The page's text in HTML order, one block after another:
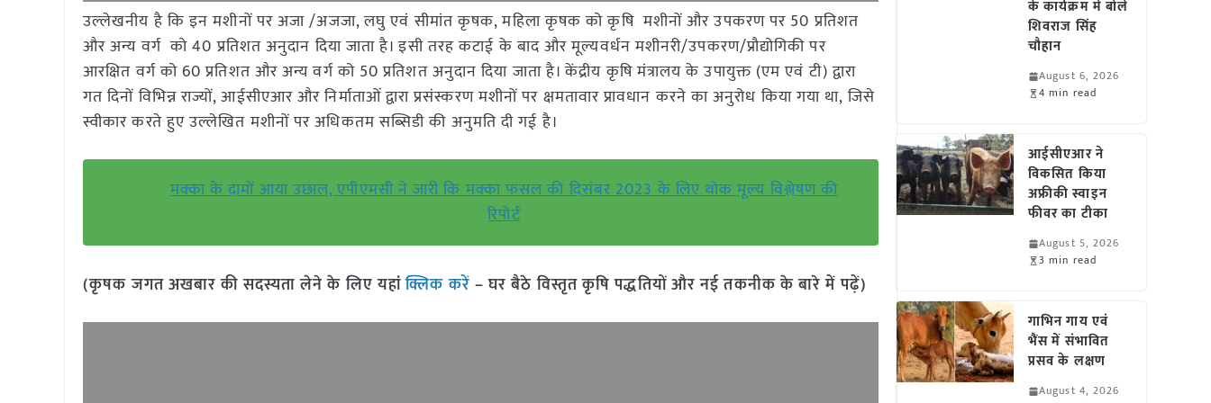
उल्लेखनीय है कि इन मशीनों पर अजा /अजजा, लघु एवं सीमांत कृषक, महिला कृषक को कृषि मशीनों और उपकरण पर 50 प्रतिशत
और अन्य वर्ग को 40 प्रतिशत अनुदान दिया जाता है। इसी तरह कटाई के बाद और मूल्यवर्धन मशीनरी/उपकरण/प्रौद्योगिकी पर
आरक्षित वर्ग को 60 प्रतिशत और अन्य वर्ग को 50 प्रतिशत अनुदान दिया जाता है। केंद्रीय कृषि मंत्रालय के उपायुक्त (एम एवं टी) द्वारा
गत दिनों विभिन्न राज्यों, आईसीएआर और निर्माताओं द्वारा प्रसंस्करण मशीनों पर क्षमतावार प्रावधान करने का अनुरोध किया गया था, जिसे
स्वीकार करते हुए उल्लेखित मशीनों पर अधिकतम सब्सिडी की अनुमति दी गई है।
मक्का के दामों आया उछाल, एपीएमसी ने जारी कि मक्का फसल की दिसंबर 2023 के लिए थोक मूल्य विश्लेषण की
रिपोर्ट
(कृषक जगत अखबार की सदस्यता लेने के लिए यहांक्लिक करें – घर बैठे विस्तृत कृषि पद्धतियों और नई तकनीक के बारे में पढ़ें)
के कार्यक्रम में बोले
शिवराज सिंह
चौहान
August 6, 2026
4 min read
आईसीएआर ने
विकसित किया
अफ्रीकी स्वाइन
फीवर का टीका
August 5, 2026
3 min read
गाभिन गाय एवं
भैंस में संभावित
प्रसव के लक्षण
August 4, 2026